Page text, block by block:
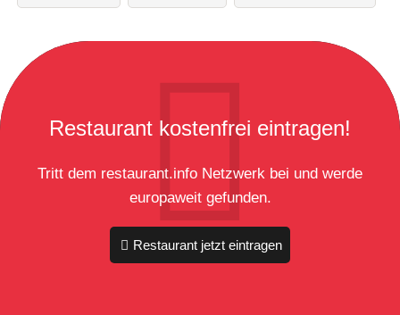
Restaurant kostenfrei eintragen!
Tritt dem restaurant.info Netzwerk bei und werde
europaweit gefunden.
Restaurant jetzt eintragen